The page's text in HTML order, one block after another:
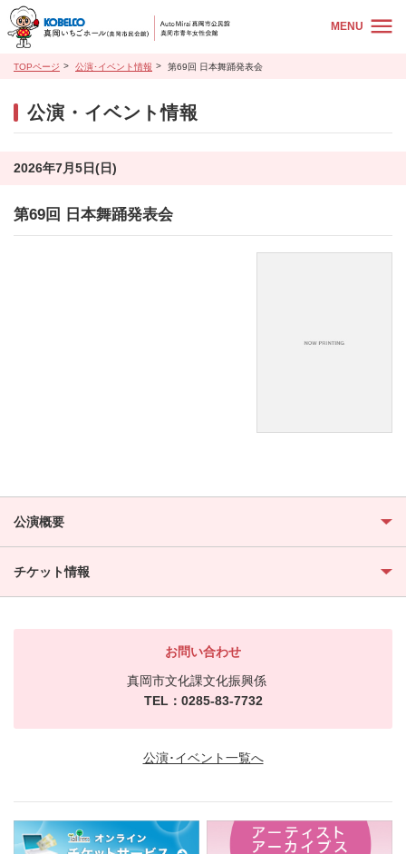
MENU
TOPページ 公演･イベント情報 第69回 日本舞踊発表会
公演・イベント情報
2026年7月5日(日)
第69回 日本舞踊発表会
公演概要
チケット情報
お問い合わせ
真岡市文化課文化振興係
TEL：0285-83-7732
公演･イベント一覧へ